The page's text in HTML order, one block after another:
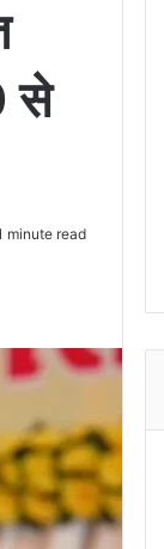
से
minute read